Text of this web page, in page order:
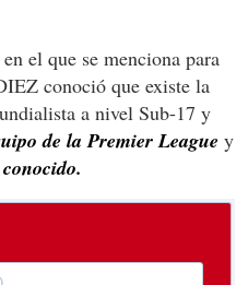
el que se menciona para
conoció que existe la
a nivel Sub-17 y
de la Premier League y